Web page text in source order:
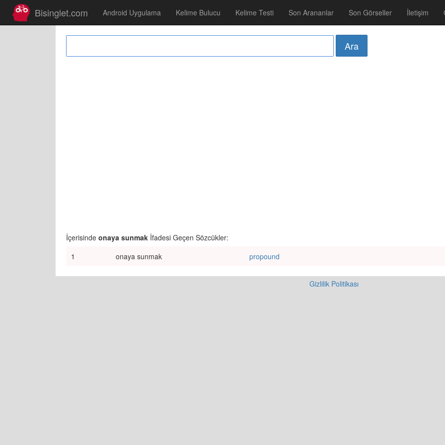
Bisinglet.com Android Uygulama Kelime Bulucu Kelime Testi Son Arananlar Son Görseller İletişim
İçerisinde onaya sunmak İfadesi Geçen Sözcükler:
1
onaya sunmak propound
Gizlilik Politikası